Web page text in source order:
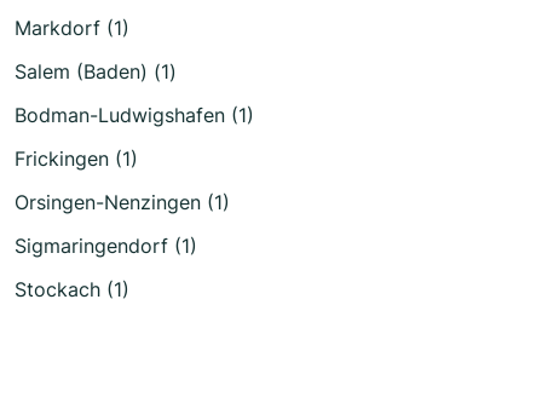
Markdorf (1)
Salem (Baden) (1)
Bodman-Ludwigshafen (1)
Frickingen (1)
Orsingen-Nenzingen (1)
Sigmaringendorf (1)
Stockach (1)